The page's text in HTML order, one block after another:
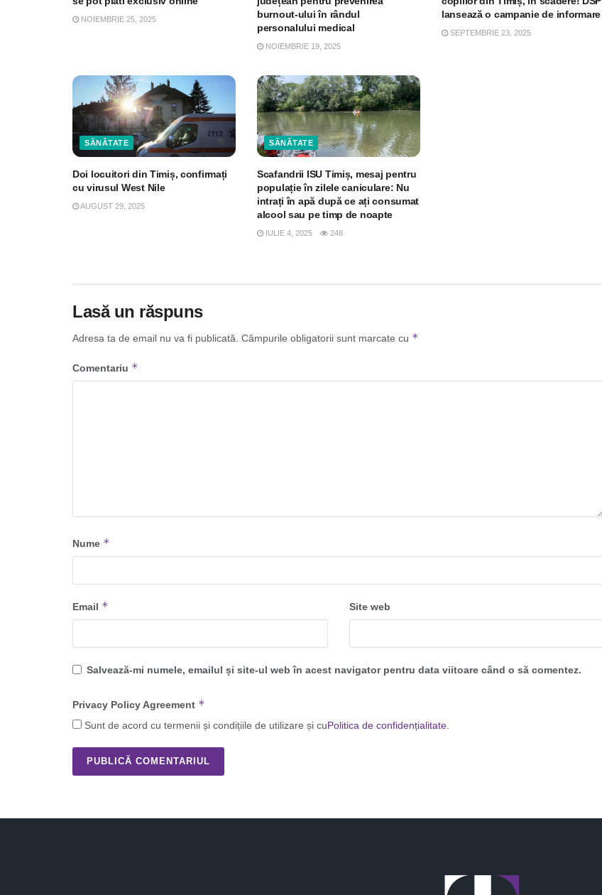
NOIEMBRIE 25, 2025
burnout-ului în rândul
personalului medical
NOIEMBRIE 19, 2025
lansează o campanie de informare
SEPTEMBRIE 23, 2025
SĂNĂTATE
Doi locuitori din Timiș, confirmați
cu virusul West Nile
AUGUST 29, 2025
SĂNĂTATE
Scafandrii ISU Timiș, mesaj pentru
populație în zilele caniculare: Nu
intrați în apă după ce ați consumat
alcool sau pe timp de noapte
IULIE 4, 2025 248
Lasă un răspuns
Adresa ta de email nu va fi publicată. Câmpurile obligatorii sunt marcate cu *
Comentariu *
Nume *
Email * Site web
Salvează-mi numele, emailul și site-ul web în acest navigator pentru data viitoare când o să comentez.
Privacy Policy Agreement *
Sunt de acord cu termenii și condițiile de utilizare și cuPolitica de confidențialitate